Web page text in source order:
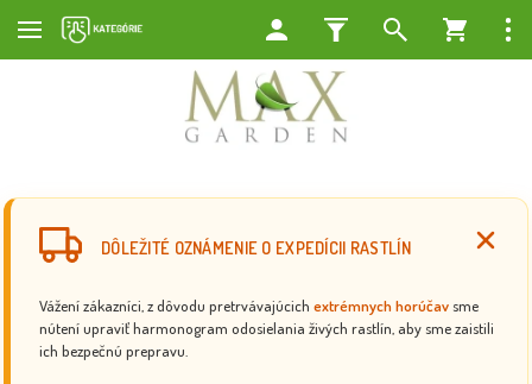
DÔLEŽITÉ OZNÁMENIE O EXPEDÍCII RASTLÍN
Vážení zákazníci, z dôvodu pretrvávajúcich extrémnych horúčav sme
nútení upraviť harmonogram odosielania živých rastlín, aby sme zaistili
ich bezpečnú prepravu.